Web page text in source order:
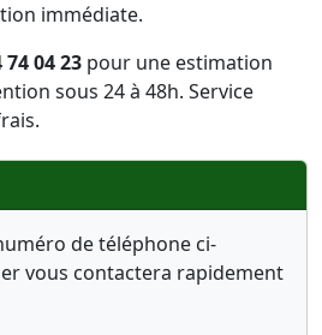
immédiate.
74 04 23 pour une estimation
sous 24 à 48h. Service
de téléphone ci-
vous contactera rapidement